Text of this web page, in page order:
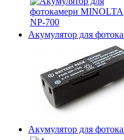
Акумулятор для
Акумулятор для